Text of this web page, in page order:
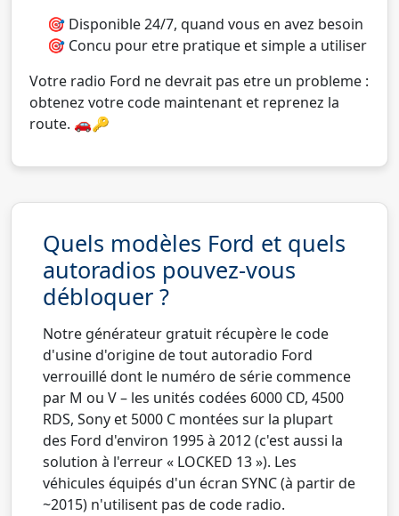
🎯 Disponible 24/7, quand vous en avez besoin
🎯 Concu pour etre pratique et simple a utiliser
Votre radio Ford ne devrait pas etre un probleme :
obtenez votre code maintenant et reprenez la
route. 🚗🔑
Quels modèles Ford et quels
autoradios pouvez-vous
débloquer ?
Notre générateur gratuit récupère le code
d'usine d'origine de tout autoradio Ford
verrouillé dont le numéro de série commence
par M ou V – les unités codées 6000 CD, 4500
RDS, Sony et 5000 C montées sur la plupart
des Ford d'environ 1995 à 2012 (c'est aussi la
solution à l'erreur « LOCKED 13 »). Les
véhicules équipés d'un écran SYNC (à partir de
~2015) n'utilisent pas de code radio.